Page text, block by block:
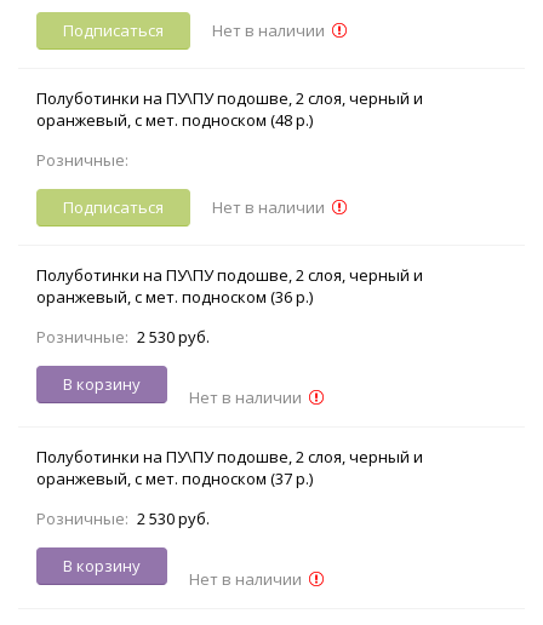
Подписаться Нет в наличии
Полуботинки на ПУ\ПУ подошве, 2 слоя, черный и
оранжевый, с мет. подноском (48 р.)
Розничные:
Подписаться Нет в наличии
Полуботинки на ПУ\ПУ подошве, 2 слоя, черный и
оранжевый, с мет. подноском (36 р.)
Розничные: 2 530 руб.
В корзину
Нет в наличии
Полуботинки на ПУ\ПУ подошве, 2 слоя, черный и
оранжевый, с мет. подноском (37 р.)
Розничные: 2 530 руб.
В корзину
Нет в наличии